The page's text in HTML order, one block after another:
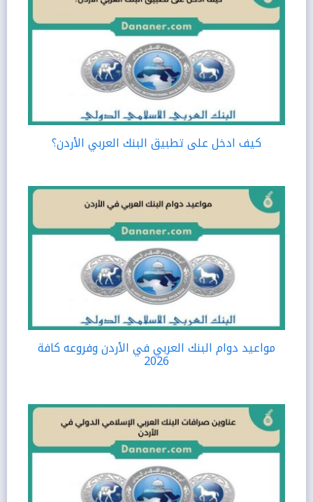
كيف ادخل على تطبيق البنك العربي الأردن؟
مواعيد دوام البنك العربي في الأردن وفروعه كافة
2026